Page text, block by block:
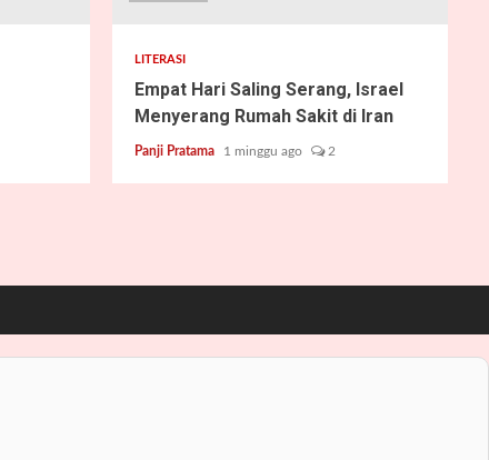
LITERASI
Empat Hari Saling Serang, Israel
Menyerang Rumah Sakit di Iran
Panji Pratama 1 minggu ago 2